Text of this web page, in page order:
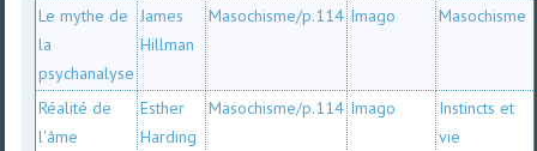
Le mythe de
la
psychanalyse
James
Hillman
Masochisme/p.114 Imago Masochisme
Réalité de
l'âme
Esther
Harding
Masochisme/p.114 Imago
Instincts et
vie